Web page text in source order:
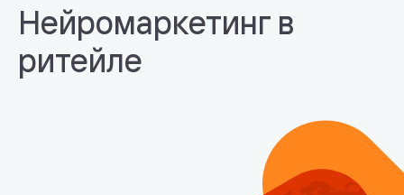
Нейромаркетинг в
ритейле